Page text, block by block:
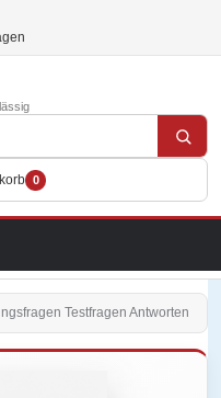
0
Testfragen Antworten